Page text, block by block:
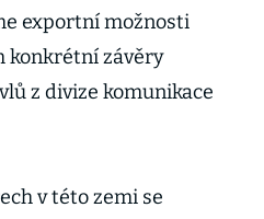
exportní možnosti
konkrétní závěry
z divize komunikace
v této zemi se